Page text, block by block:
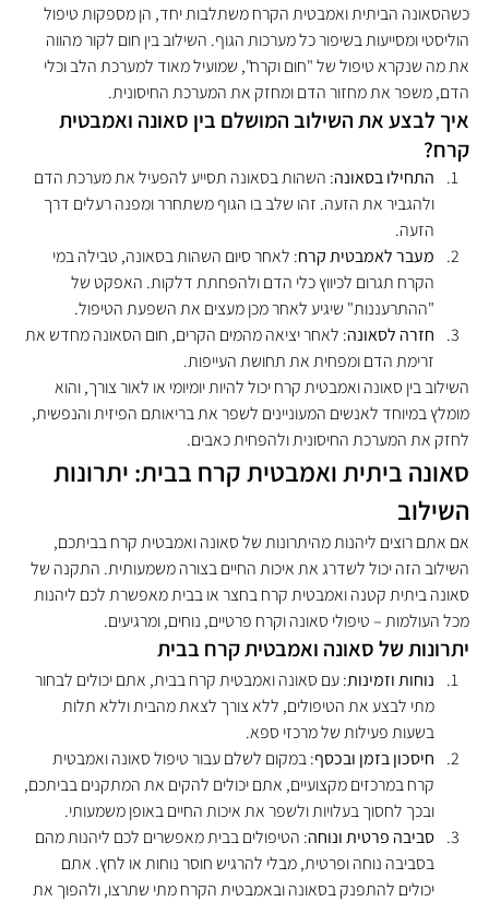
כשהסאונה הביתית ואמבטית הקרח משתלבות יחד, הן מספקות טיפול
הוליסטי ומסייעות בשיפור כל מערכות הגוף. השילוב בין חום לקור מהווה
את מה שנקרא טיפול של "חום וקרח", שמועיל מאוד למערכת הלב וכלי
הדם, משפר את מחזור הדם ומחזק את המערכת החיסונית.
איך לבצע את השילוב המושלם בין סאונה ואמבטית
קרח?
התחילו בסאונה: השהות בסאונה תסייע להפעיל את מערכת הדם
ולהגביר את הזעה. זהו שלב בו הגוף משתחרר ומפנה רעלים דרך
הזעה.
מעבר לאמבטית קרח: לאחר סיום השהות בסאונה, טבילה במי
הקרח תגרום לכיווץ כלי הדם ולהפחתת דלקות. האפקט של
"ההתרעננות" שיגיע לאחר מכן מעצים את השפעת הטיפול.
חזרה לסאונה: לאחר יציאה מהמים הקרים, חום הסאונה מחדש את
זרימת הדם ומפחית את תחושת העייפות.
השילוב בין סאונה ואמבטית קרח יכול להיות יומיומי או לאור צורך, והוא
מומלץ במיוחד לאנשים המעוניינים לשפר את בריאותם הפיזית והנפשית,
לחזק את המערכת החיסונית ולהפחית כאבים.
סאונה ביתית ואמבטית קרח בבית: יתרונות
השילוב
אם אתם רוצים ליהנות מהיתרונות של סאונה ואמבטית קרח בביתכם,
השילוב הזה יכול לשדרג את איכות החיים בצורה משמעותית. התקנה של
סאונה ביתית קטנה ואמבטית קרח בחצר או בבית מאפשרת לכם ליהנות
מכל העולמות – טיפולי סאונה וקרח פרטיים, נוחים, ומרגיעים.
יתרונות של סאונה ואמבטית קרח בבית
נוחות וזמינות: עם סאונה ואמבטית קרח בבית, אתם יכולים לבחור
מתי לבצע את הטיפולים, ללא צורך לצאת מהבית וללא תלות
בשעות פעילות של מרכזי ספא.
חיסכון בזמן ובכסף: במקום לשלם עבור טיפול סאונה ואמבטית
קרח במרכזים מקצועיים, אתם יכולים להקים את המתקנים בביתכם,
ובכך לחסוך בעלויות ולשפר את איכות החיים באופן משמעותי.
סביבה פרטית ונוחה: הטיפולים בבית מאפשרים לכם ליהנות מהם
בסביבה נוחה ופרטית, מבלי להרגיש חוסר נוחות או לחץ. אתם
יכולים להתפנק בסאונה ובאמבטית הקרח מתי שתרצו, ולהפוך את